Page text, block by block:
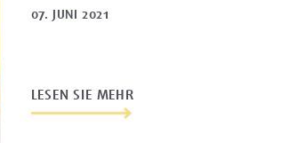
07. JUNI 2021
LESEN SIE MEHR